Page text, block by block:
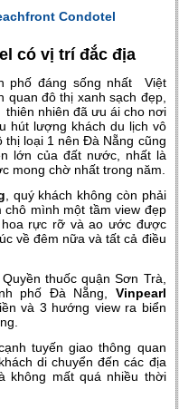
Condotel
có vị trí đắc địa
phố đáng sống nhất Việt
quan đô thị xanh sạch đẹp,
nhiên đã ưu ái cho nơi
hút lượng khách du lịch vô
loại 1 nên Đà Nẵng cũng
lớn của đất nước, nhất là
mong chờ nhất trong năm.
, quý khách không còn phải
mình một tầm view đẹp
rực rỡ và ao ước được
về đêm nữa và tất cả điều
thuốc quận Sơn Trà,
phố Đà Nẵng, Vinpearl
và 3 hướng view ra biển
tuyến giao thông quan
di chuyển đến các địa
không mất quá nhiều thời